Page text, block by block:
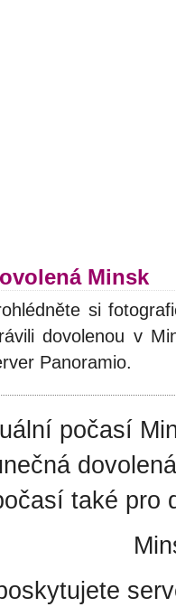
Minsk
si
dovolenou v
Panoramio.
počasí
také pro